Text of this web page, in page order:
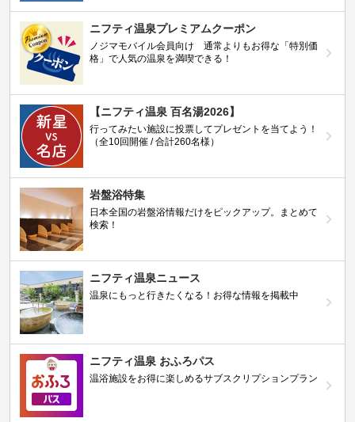
ニフティ温泉プレミアムクーポン
ノジマモバイル会員向け 通常よりもお得な「特別価
格」で人気の温泉を満喫できる！
【ニフティ温泉 百名湯2026】
行ってみたい施設に投票してプレゼントを当てよう！
（全10回開催 / 合計260名様）
岩盤浴特集
日本全国の岩盤浴情報だけをピックアップ。まとめて
検索！
ニフティ温泉ニュース
温泉にもっと行きたくなる！お得な情報を掲載中
ニフティ温泉 おふろパス
温浴施設をお得に楽しめるサブスクリプションプラン